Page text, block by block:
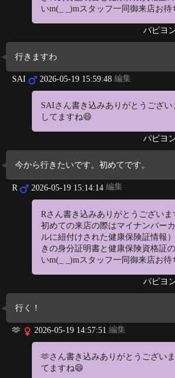
いm(_ _)mスタッフ一同御来店お
パピヨ
行きますわ
SAI 2026-05-19 15:59:48 編集
SAIさん書き込みありがとうござ
してますね😄
パピヨ
今から行きたいです。初めてです。
R 2026-05-19 15:14:14 編集
Rさん書き込みありがとうございま
初めての来店の際はマイナンバー
ルに紐付けされた健康保険証情報
きの身分証明書と健康保険資格証
いm(_ _)mスタッフ一同御来店お
パピヨ
行く！
🫶 2026-05-19 14:57:51 編集
🫶さん書き込みありがとうござい
てますね😄